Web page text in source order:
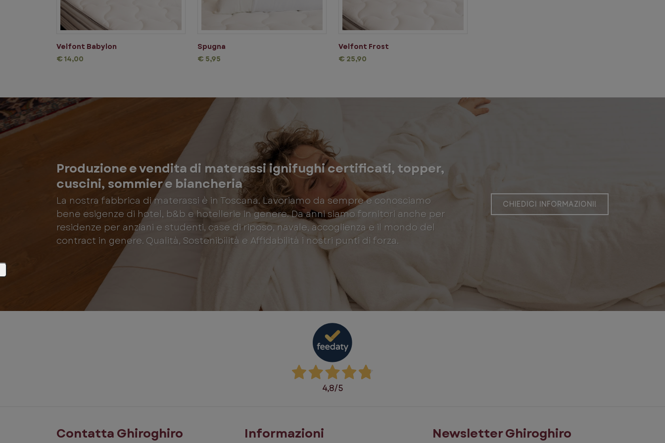
Velfont Babylon
€ 14,00
Spugna
€ 5,95
Velfont Frost
€ 25,90
Produzione e vendita di materassi ignifughi certificati, topper,
cuscini, sommier e biancheria
La nostra fabbrica di materassi è in Toscana. Lavoriamo da sempre e conosciamo
bene esigenze di hotel, b&b e hotellerie in genere. Da anni siamo fornitori anche per
residenze per anziani e studenti, case di riposo, navale, accoglienza e il mondo del
contract in genere. Qualità, Sostenibilità e Affidabilità i nostri punti di forza.
CHIEDICI INFORMAZIONI!
4,8/5
Contatta Ghiroghiro Informazioni Newsletter Ghiroghiro